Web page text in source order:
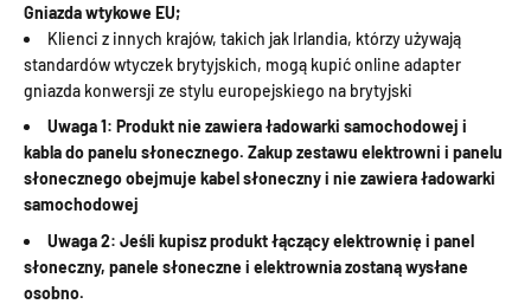
Gniazda wtykowe EU;
Klienci z innych krajów, takich jak Irlandia, którzy używają
standardów wtyczek brytyjskich, mogą kupić online adapter
gniazda konwersji ze stylu europejskiego na brytyjski
Uwaga 1: Produkt nie zawiera ładowarki samochodowej i
kabla do panelu słonecznego. Zakup zestawu elektrowni i panelu
słonecznego obejmuje kabel słoneczny i nie zawiera ładowarki
samochodowej
Uwaga 2: Jeśli kupisz produkt łączący elektrownię i panel
słoneczny, panele słoneczne i elektrownia zostaną wysłane
osobno.